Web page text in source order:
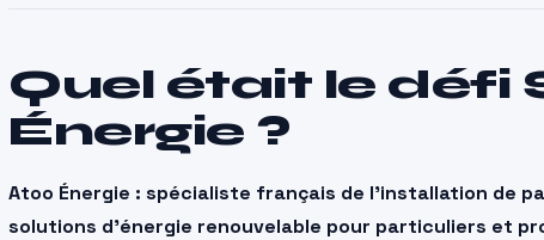
Quel était le défi
Énergie ?
Atoo Énergie : spécialiste français de l’installation de
solutions d’énergie renouvelable pour particuliers et